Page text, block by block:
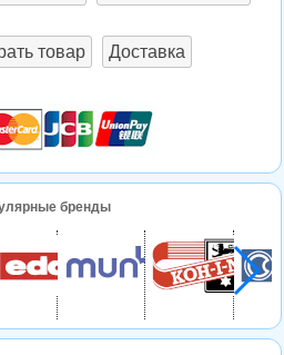
товар Доставка
бренды